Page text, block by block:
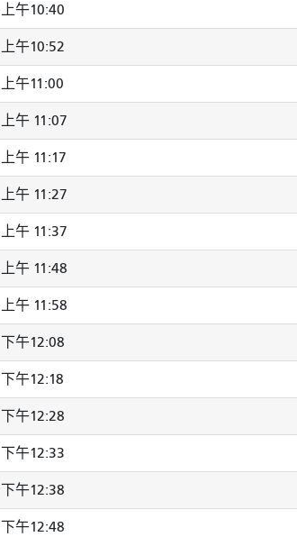
上午10:40
上午10:52
上午11:00
上午 11:07
上午 11:17
上午 11:27
上午 11:37
上午 11:48
上午 11:58
下午12:08
下午12:18
下午12:28
下午12:33
下午12:38
下午12:48